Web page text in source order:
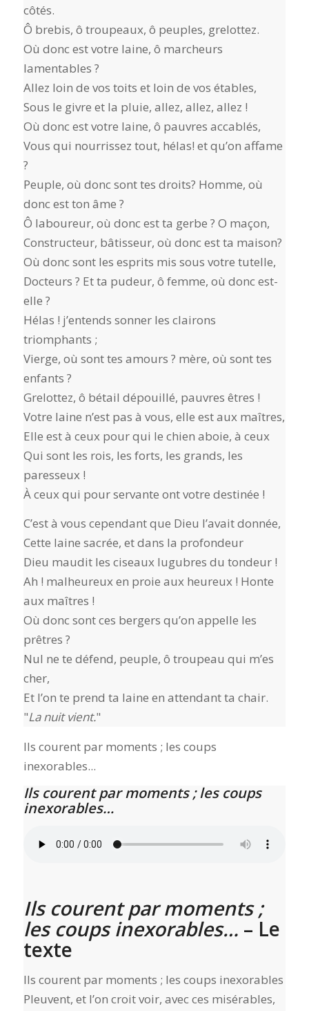
côtés.
Ô brebis, ô troupeaux, ô peuples, grelottez.
Où donc est votre laine, ô marcheurs
lamentables ?
Allez loin de vos toits et loin de vos étables,
Sous le givre et la pluie, allez, allez, allez !
Où donc est votre laine, ô pauvres accablés,
Vous qui nourrissez tout, hélas! et qu’on affame
?
Peuple, où donc sont tes droits? Homme, où
donc est ton âme ?
Ô laboureur, où donc est ta gerbe ? O maçon,
Constructeur, bâtisseur, où donc est ta maison?
Où donc sont les esprits mis sous votre tutelle,
Docteurs ? Et ta pudeur, ô femme, où donc est-
elle ?
Hélas ! j’entends sonner les clairons
triomphants ;
Vierge, où sont tes amours ? mère, où sont tes
enfants ?
Grelottez, ô bétail dépouillé, pauvres êtres !
Votre laine n’est pas à vous, elle est aux maîtres,
Elle est à ceux pour qui le chien aboie, à ceux
Qui sont les rois, les forts, les grands, les
paresseux !
À ceux qui pour servante ont votre destinée !
C’est à vous cependant que Dieu l’avait donnée,
Cette laine sacrée, et dans la profondeur
Dieu maudit les ciseaux lugubres du tondeur !
Ah ! malheureux en proie aux heureux ! Honte
aux maîtres !
Où donc sont ces bergers qu’on appelle les
prêtres ?
Nul ne te défend, peuple, ô troupeau qui m’es
cher,
Et l’on te prend ta laine en attendant ta chair.
La nuit vient.
Ils courent par moments ; les coups
inexorables...
Ils courent par moments ; les coups
inexorables…
Ils courent par moments ;
les coups inexorables… – Le
texte
Ils courent par moments ; les coups inexorables
Pleuvent, et l’on croit voir, avec ces misérables,